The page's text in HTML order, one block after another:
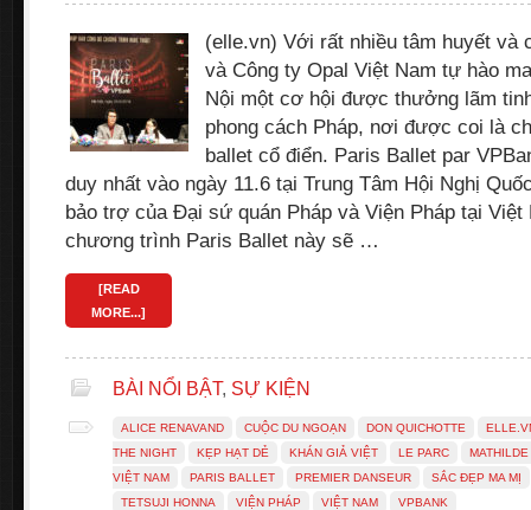
(elle.vn) Với rất nhiều tâm huyết và
và Công ty Opal Việt Nam tự hào
Nội một cơ hội được thưởng lãm
phong cách Pháp, nơi được coi là
ballet cổ điển. Paris Ballet par
duy nhất vào ngày 11.6 tại Trung Tâm Hội Nghị
bảo trợ của Đại sứ quán Pháp và Viện Pháp tại Việt
chương trình Paris Ballet này sẽ …
[READ
MORE...]
BÀI NỔI BẬT, SỰ KIỆN
ALICE RENAVAND CUỘC DU NGOẠN DON QUICHOTTE
THE NIGHT
KẸP HẠT DẺ KHÁN GIẢ VIỆT LE PARC
VIỆT NAM
PARIS BALLET PREMIER DANSEUR
SẮC ĐẸP MA MỊ
TETSUJI HONNA
VIỆN PHÁP VIỆT NAM VPBANK